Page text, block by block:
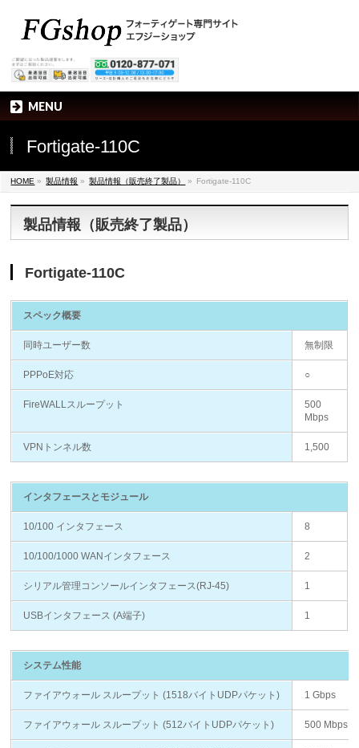
MENU
Fortigate-110C
HOME » 製品情報 » 製品情報（販売終了製品） » Fortigate-110C
製品情報（販売終了製品）
Fortigate-110C
スペック概要
同時ユーザー数 無制限
PPPoE対応 ○
FireWALLスループット
500
Mbps
VPNトンネル数 1,500
インタフェースとモジュール
10/100 インタフェース 8
10/100/1000 WANインタフェース 2
シリアル管理コンソールインタフェース(RJ-45) 1
USBインタフェース (A端子) 1
システム性能
ファイアウォール スループット (1518バイトUDPパケット) 1 Gbps
ファイアウォール スループット (512バイトUDPパケット) 500 Mbps